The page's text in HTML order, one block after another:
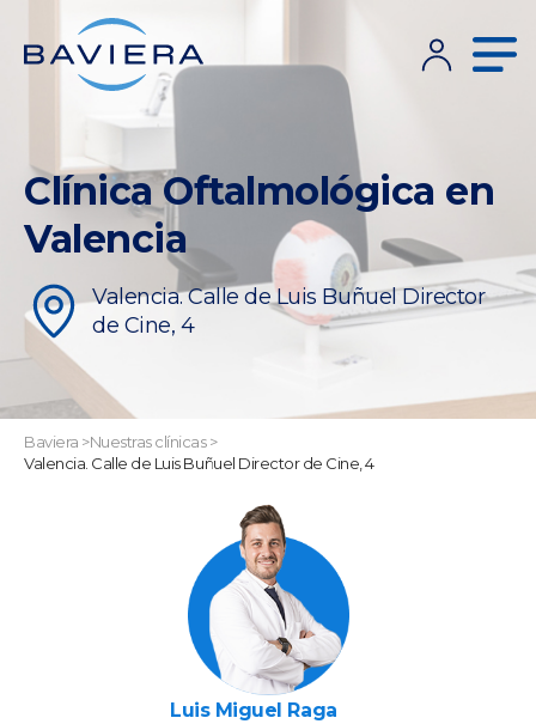
Clínica Oftalmológica en
Valencia
Valencia. Calle de Luis Buñuel Director
de Cine, 4
Baviera >Nuestras clínicas>
Valencia. Calle de Luis Buñuel Director de Cine, 4
Luis Miguel Raga